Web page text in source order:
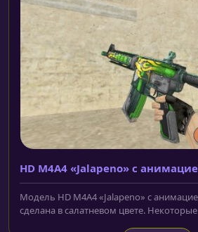
HD M4A4 «Jalapeno» с
Модель HD M4A4 «Jalapeno» с
сделана в салатневом цвете.